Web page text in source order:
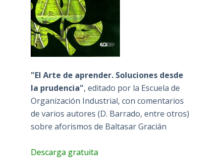
"El Arte de aprender. Soluciones desde
la prudencia", editado por la Escuela de
Organización Industrial, con comentarios
de varios autores (D. Barrado, entre otros)
sobre aforismos de Baltasar Gracián
Descarga gratuita